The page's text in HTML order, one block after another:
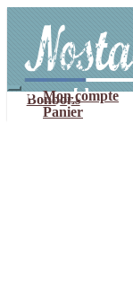
navigation
contenu
Mon compte
Panier
Bonbons